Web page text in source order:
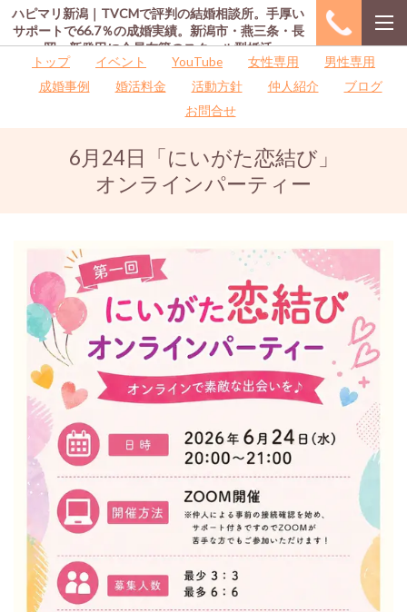
ハピマリ新潟｜TVCMで評判の結婚相談所。手厚い
サポートで66.7％の成婚実績。新潟市・燕三条・長
岡・新発田に会員在籍のスクール型婚活
トップ イベント YouTube 女性専用
男性専用
成婚事例
婚活料金 活動方針 仲人紹介
ブログ
お問合せ
6月24日「にいがた恋結び」
オンラインパーティー